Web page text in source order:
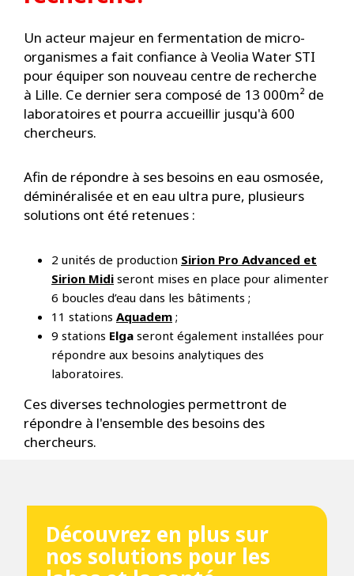
Un acteur majeur en fermentation de micro-
organismes a fait confiance à Veolia Water STI
pour équiper son nouveau centre de recherche
à Lille. Ce dernier sera composé de 13 000m² de
laboratoires et pourra accueillir jusqu'à 600
chercheurs.
Afin de répondre à ses besoins en eau osmosée,
déminéralisée et en eau ultra pure, plusieurs
solutions ont été retenues :
2 unités de production Sirion Pro Advanced et
Sirion Midi seront mises en place pour alimenter
6 boucles d’eau dans les bâtiments ;
11 stations Aquadem ;
9 stations Elga seront également installées pour
répondre aux besoins analytiques des
laboratoires.
Ces diverses technologies permettront de
répondre à l'ensemble des besoins des
chercheurs.
Découvrez en plus sur
nos solutions pour les